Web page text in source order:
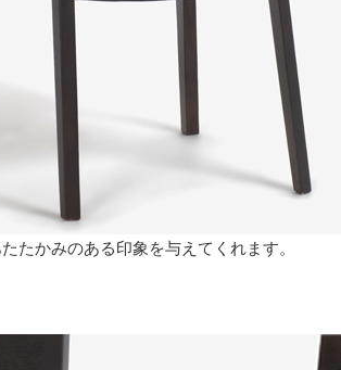
たかみのある印象を与えてくれます。